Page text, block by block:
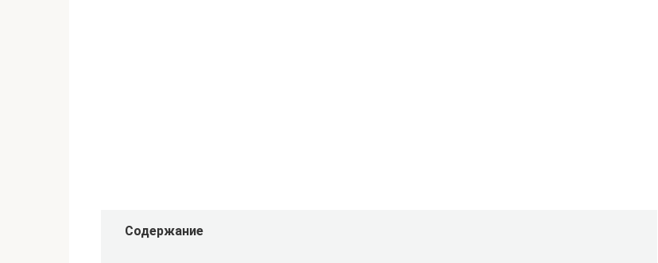
Содержание